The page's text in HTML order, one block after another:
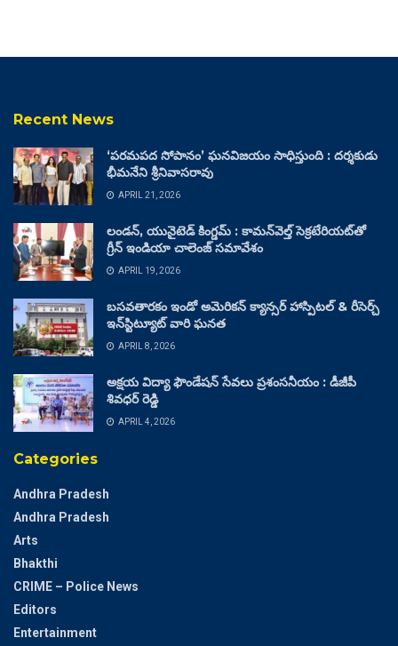
Recent News
‘పరమపద సోపానం’ ఘనవిజయం సాధిస్తుంది : దర్శకుడు
భీమనేని శ్రీనివాసరావు
APRIL 21, 2026
లండన్, యునైటెడ్ కింగ్డమ్ : కామన్‌వెల్త్ సెక్రటేరియట్‌తో
గ్రీన్ ఇండియా చాలెంజ్ సమావేశం
APRIL 19, 2026
బసవతారకం ఇండో అమెరికన్ క్యాన్సర్ హాస్పిటల్ & రీసెర్చ్
ఇన్‌స్టిట్యూట్ వారి ఘనత
APRIL 8, 2026
అక్షయ విద్యా ఫౌండేషన్ సేవలు ప్రశంసనీయం : డీజీపీ
శివధర్ రెడ్డి
APRIL 4, 2026
Categories
Andhra Pradesh
Andhra Pradesh
Arts
Bhakthi
CRIME – Police News
Editors
Entertainment